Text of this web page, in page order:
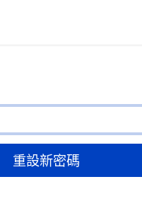
重設新密碼